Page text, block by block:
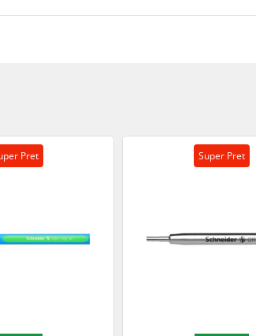
Pret Super Pret